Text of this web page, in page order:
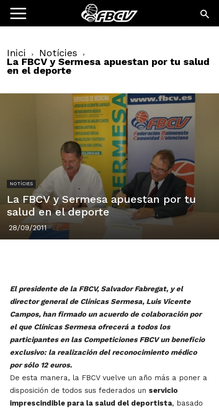
Inici Notícies
La FBCV y Sermesa apuestan por tu salud
en el deporte
NOTÍCIES
La FBCV y Sermesa apuestan por tu
salud en el deporte
28/09/2011
El presidente de la FBCV, Salvador Fabregat, y el
director general de Clínicas Sermesa, Luis Vicente
Campos, han firmado un acuerdo de colaboración por
el que Clínicas Sermesa ofrecerá a todos los
participantes en las Competiciones FBCV un beneficio
exclusivo: la realización del reconocimiento médico
por sólo 12 euros.
De esta manera, la FBCV vuelve un año más a poner a
disposición de todos sus federados un servicio
imprescindible para la salud del deportista, basado